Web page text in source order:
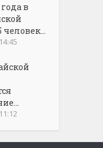
в
человек...